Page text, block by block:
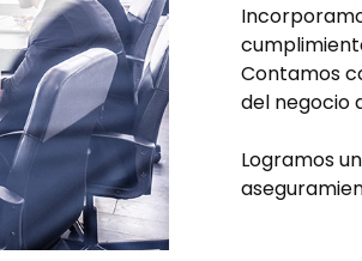
Contamos
del negocio
Logramos